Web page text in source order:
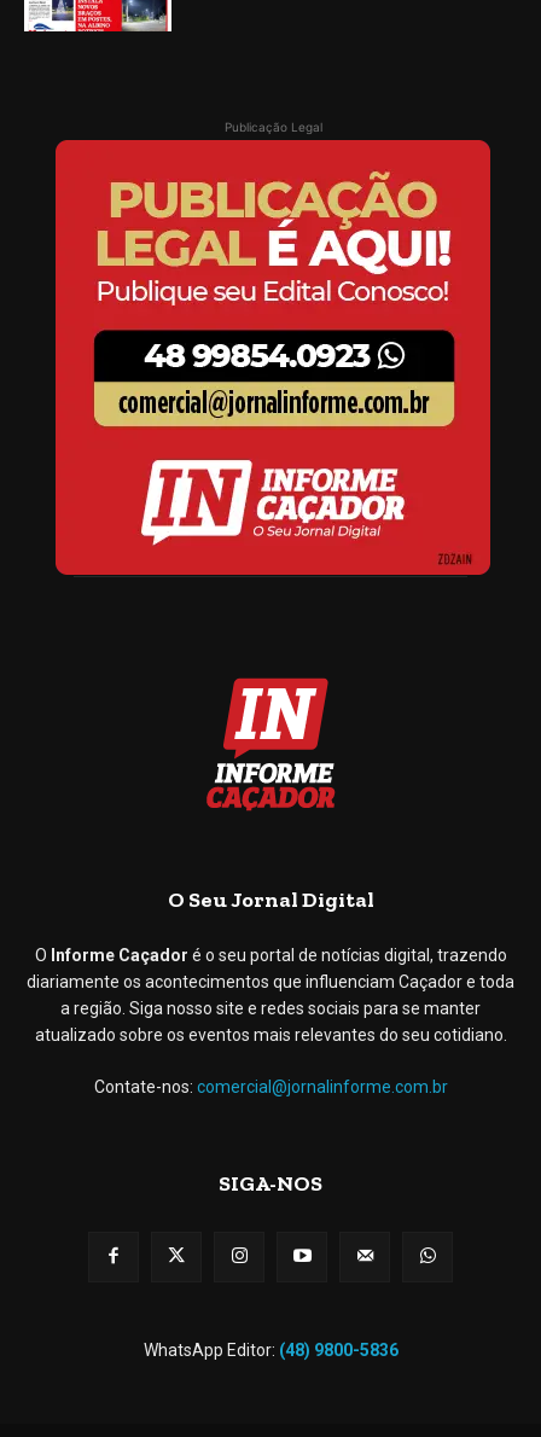
Publicação Legal
O Seu Jornal Digital
O Informe Caçador é o seu portal de notícias digital, trazendo
diariamente os acontecimentos que influenciam Caçador e toda
a região. Siga nosso site e redes sociais para se manter
atualizado sobre os eventos mais relevantes do seu cotidiano.
Contate-nos: comercial@jornalinforme.com.br
SIGA-NOS
WhatsApp Editor: (48) 9800-5836